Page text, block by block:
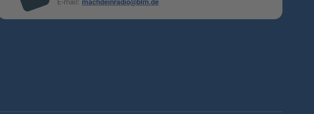
l
E-mail: machdeinradio@blm.de